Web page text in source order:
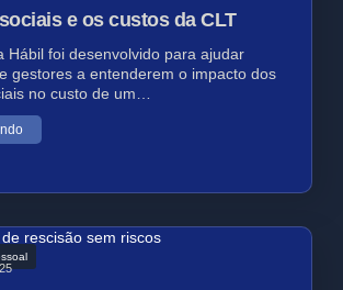
e os custos da CLT
Hábil foi desenvolvido para ajudar
gestores a entenderem o impacto dos
no custo de um…